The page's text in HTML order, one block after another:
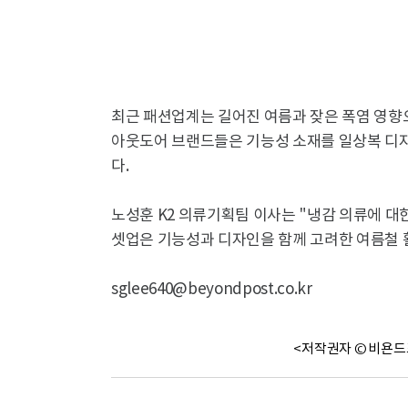
최근 패션업계는 길어진 여름과 잦은 폭염 영
아웃도어 브랜드들은 기능성 소재를 일상복
다.
노성훈 K2 의류기획팀 이사는 "냉감 의류에
셋업은 기능성과 디자인을 함께 고려한 여름
sglee640@beyondpost.co.kr
<저작권자 © 비욘드